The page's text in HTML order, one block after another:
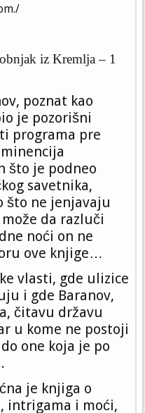
iz Kremlja – 1
poznat kao
je pozorišni
programa pre
što je podneo
savetnika,
što ne jenjavaju
da razluči
noći on ne
ove knjige…
vlasti, gde ulizice
i gde Baranov,
čitavu državu
u kome ne postoji
one koja je po
je knjiga o
intrigama i moći,